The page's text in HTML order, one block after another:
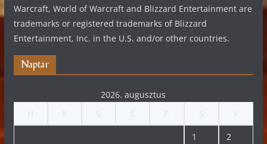
Warcraft, World of Warcraft and Blizzard Entertainment are
trademarks or registered trademarks of Blizzard
Entertainment, Inc. in the U.S. and/or other countries.
Naptár
2026. augusztus
1 2